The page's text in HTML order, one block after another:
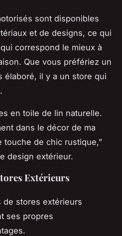
sont disponibles
et de designs, ce qui
correspond le mieux à
Que vous préfériez un
élaboré, il y a un store qui
en toile de lin naturelle.
dans le décor de ma
touche de chic rustique,”
design extérieur.
Extérieurs
de stores extérieurs
ses propres